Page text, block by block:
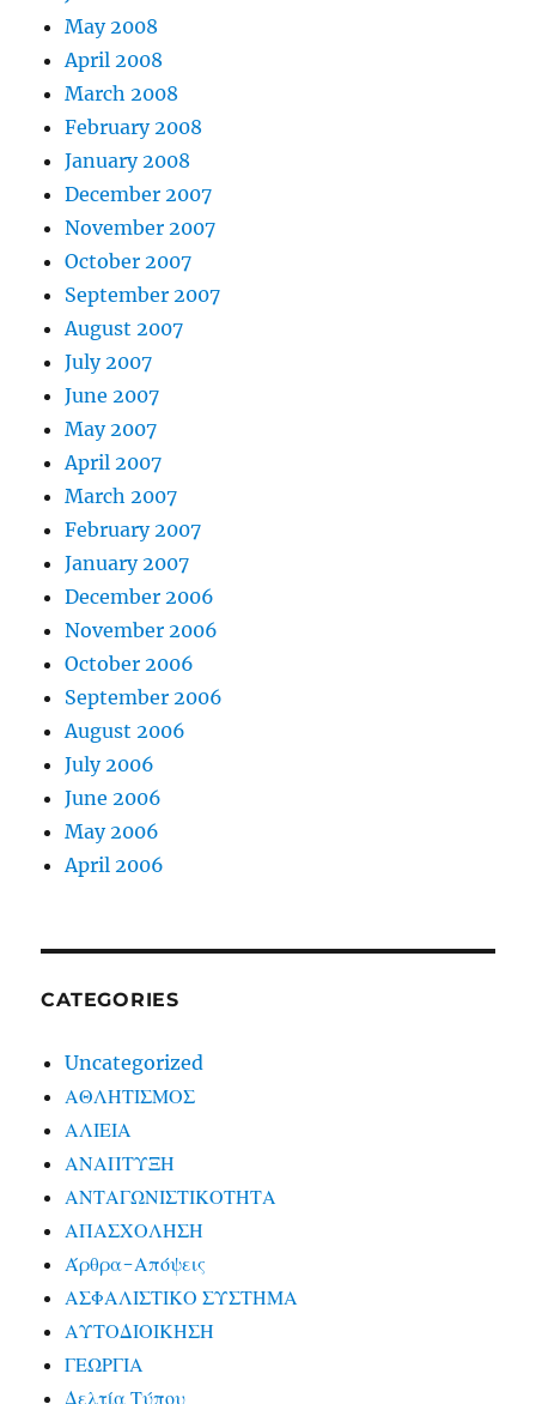
May 2008
April 2008
March 2008
February 2008
January 2008
December 2007
November 2007
October 2007
September 2007
August 2007
July 2007
June 2007
May 2007
April 2007
March 2007
February 2007
January 2007
December 2006
November 2006
October 2006
September 2006
August 2006
July 2006
June 2006
May 2006
April 2006
CATEGORIES
Uncategorized
ΑΘΛΗΤΙΣΜΟΣ
ΑΛΙΕΙΑ
ΑΝΑΠΤΥΞΗ
ΑΝΤΑΓΩΝΙΣΤΙΚΟΤΗΤΑ
ΑΠΑΣΧΟΛΗΣΗ
Άρθρα-Απόψεις
ΑΣΦΑΛΙΣΤΙΚΟ ΣΥΣΤΗΜΑ
ΑΥΤΟΔΙΟΙΚΗΣΗ
ΓΕΩΡΓΙΑ
Δελτία Τύπου